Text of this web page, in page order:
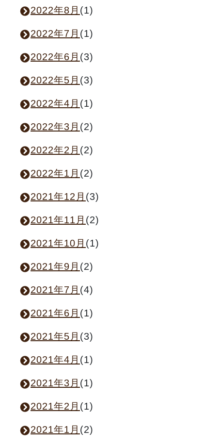
2022年8月 (1)
2022年7月 (1)
2022年6月 (3)
2022年5月 (3)
2022年4月 (1)
2022年3月 (2)
2022年2月 (2)
2022年1月 (2)
2021年12月 (3)
2021年11月 (2)
2021年10月 (1)
2021年9月 (2)
2021年7月 (4)
2021年6月 (1)
2021年5月 (3)
2021年4月 (1)
2021年3月 (1)
2021年2月 (1)
2021年1月 (2)